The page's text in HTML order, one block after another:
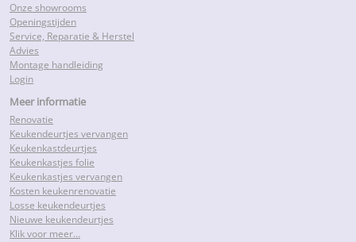
Onze showrooms
Openingstijden
Service, Reparatie & Herstel
Advies
Montage handleiding
Login
Meer informatie
Renovatie
Keukendeurtjes vervangen
Keukenkastdeurtjes
Keukenkastjes folie
Keukenkastjes vervangen
Kosten keukenrenovatie
Losse keukendeurtjes
Nieuwe keukendeurtjes
Klik voor meer…